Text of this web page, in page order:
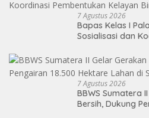
7 Agustus 2026
Bapas Kelas I
Sosialisasi dan
7 Agustus 2026
BBWS Sumatera
Bersih, Dukung